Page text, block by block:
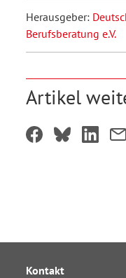
Herausgeber:
Berufsberatung e.V.
Artikel
Kontakt